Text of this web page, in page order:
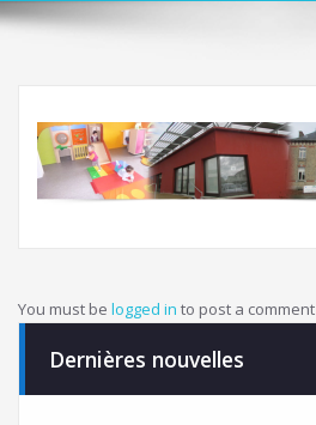
You must be logged in to post a comment
Dernières nouvelles